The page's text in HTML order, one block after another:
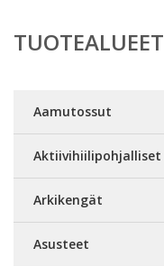
TUOTEALUEET
Aamutossut
Aktiivihiilipohjalliset
Arkikengät
Asusteet